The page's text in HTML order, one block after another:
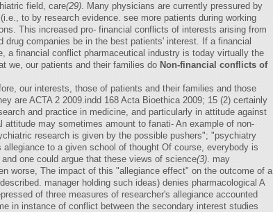
field, care(29). Many physicians are currently pressured by
to by research evidence. see more patients during working
This increased pro- financial conflicts of interests arising from
companies be in the best patients' interest. If a financial
financial conflict pharmaceutical industry is today virtually the
we, our patients and their families do Non-financial conflicts of
our interests, those of patients and their families and those
are ACTA 2 2009.indd 168 Acta Bioethica 2009; 15 (2) certainly
and practice in medicine, and particularly in attitude against
may sometimes amount to fanati- An example of non-
research is given by the possible pushers"; "psychiatry
to a given school of thought Of course, everybody is
one could argue that these views of science(3). may
worse, The impact of this "allegiance effect" on the outcome of a
manager holding such ideas) denies pharmacological A
of three measures of researcher's allegiance accounted
in instance of conflict between the secondary interest studies